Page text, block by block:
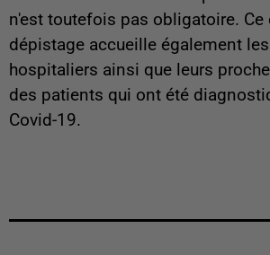
n'est toutefois pas obligatoire. Ce
dépistage accueille également
hospitaliers ainsi que leurs
des patients qui ont été
Covid-19.